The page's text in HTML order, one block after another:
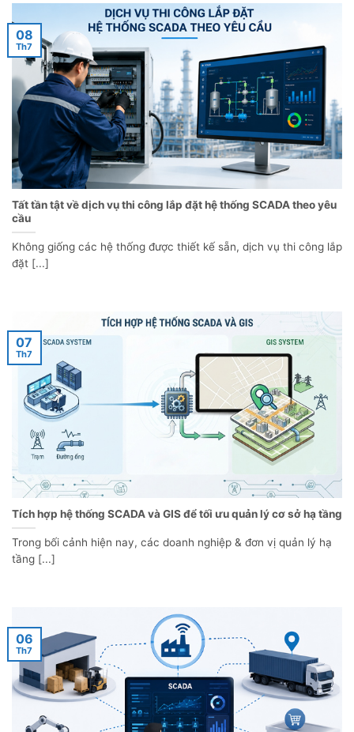
Tất tần tật về dịch vụ thi công lắp đặt hệ thống SCADA theo yêu
cầu
Không giống các hệ thống được thiết kế sẵn, dịch vụ thi công lắp
đặt [...]
08
Th7
Tích hợp hệ thống SCADA và GIS để tối ưu quản lý cơ sở hạ tầng
Trong bối cảnh hiện nay, các doanh nghiệp & đơn vị quản lý hạ
tầng [...]
07
Th7
06
Th7